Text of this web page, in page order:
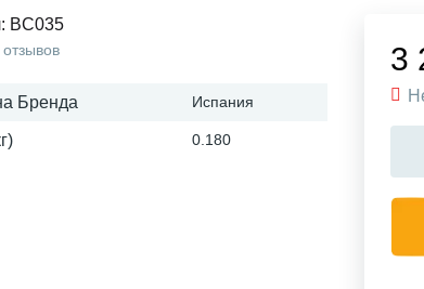
BC035
Бренда Испания
0.180
3